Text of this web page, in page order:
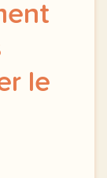
le